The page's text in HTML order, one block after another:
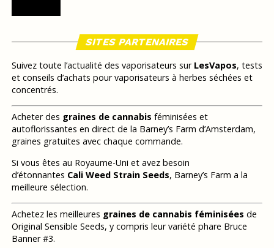
SITES PARTENAIRES
Suivez toute l’actualité des vaporisateurs sur LesVapos, tests
et conseils d’achats pour vaporisateurs à herbes séchées et
concentrés.
Acheter des graines de cannabis féminisées et
autoflorissantes en direct de la Barney’s Farm d’Amsterdam,
graines gratuites avec chaque commande.
Si vous êtes au Royaume-Uni et avez besoin
d’étonnantes Cali Weed Strain Seeds, Barney’s Farm a la
meilleure sélection.
Achetez les meilleures graines de cannabis féminisées de
Original Sensible Seeds, y compris leur variété phare Bruce
Banner #3.